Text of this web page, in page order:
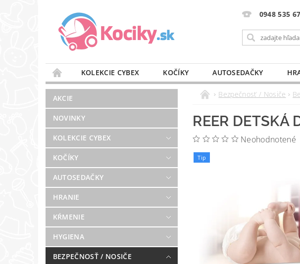
0948 535
KOLEKCIE CYBEX KOČÍKY AUTOSEDAČKY
STAROSTLIVOSŤ O VZDUCH
VÝBAVA DO PÔRODNICE
BLOG
PREDAJŇA KONTAKT
AKCIE
NOVINKY
KOLEKCIE CYBEX
KOČÍKY
AUTOSEDAČKY
HRANIE
KŔMENIE
HYGIENA
BEZPEČNOSŤ / NOSIČE
Bezpečnosť / Nosiče
REER DETSKÁ
Neohodnotené
Tip